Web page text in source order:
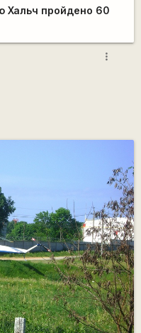
Хальч пройдено 60
more_vert